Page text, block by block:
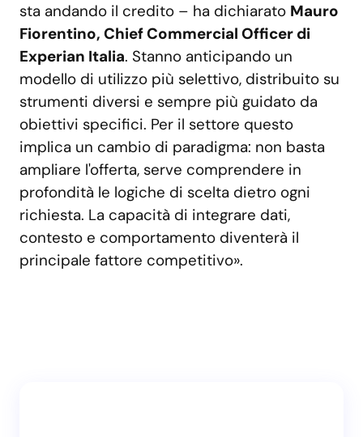
sta andando il credito – ha dichiarato Mauro
Fiorentino, Chief Commercial Officer di
Experian Italia. Stanno anticipando un
modello di utilizzo più selettivo, distribuito su
strumenti diversi e sempre più guidato da
obiettivi specifici. Per il settore questo
implica un cambio di paradigma: non basta
ampliare l'offerta, serve comprendere in
profondità le logiche di scelta dietro ogni
richiesta. La capacità di integrare dati,
contesto e comportamento diventerà il
principale fattore competitivo».